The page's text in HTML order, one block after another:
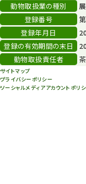
スカイタワー
年末年始のイベント
秋まつり
動物取扱業の種別
登録番号
登録年月日
登録の有効期間の末日
動物取扱責任者
サイトマップ
プライバシーポリシー
ソーシャルメディアアカウントポリ